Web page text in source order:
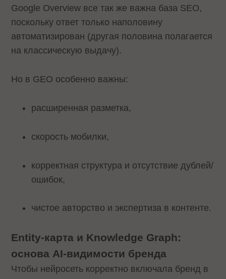
Google Overview все так же важна база SEO,
поскольку ответ только наполовину
автоматизирован (другая половина полагается
на классическую выдачу).
Но в GEO особенно важны:
расширенная разметка,
скорость мобилки,
корректная структура и отсутствие дублей/
ошибок,
чистое авторство и экспертиза в контенте.
Entity-карта и Knowledge Graph:
основа AI-видимости бренда
Чтобы нейросеть корректно включала бренд в